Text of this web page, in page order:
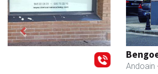
Bengoetxea autoeskola
Previous